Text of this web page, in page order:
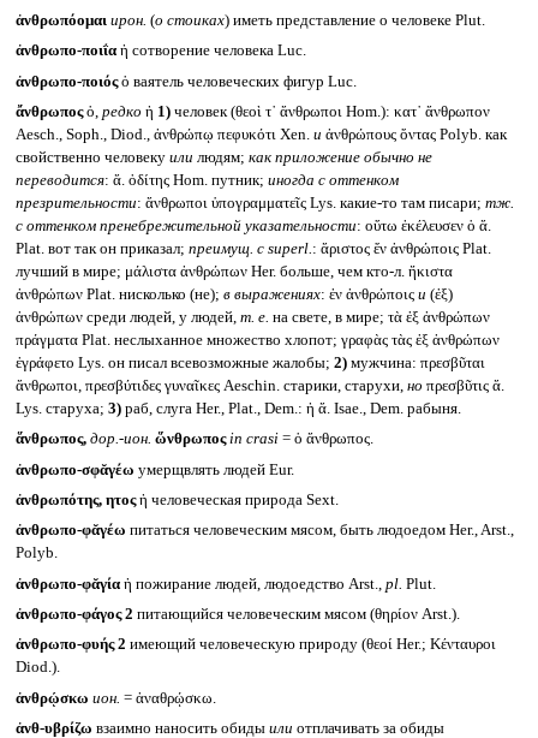
ἀνθρωπόομαι ирон. (о стоиках) иметь представление о человеке Plut.
ἀνθρωπο-ποιΐα ἡ сотворение человека Luc.
ἀνθρωπο-ποιόςὁ ваятель человеческих фигур Luc.
ἄνθρωποςὁ, редко ἡ 1)человек (θεοὶ τ᾽ ἄνθρωποι Hom.): κατ᾽ ἄνθρωπον
Aesch., Soph., Diod., ἀνθρώπῳ πεφυκότι Xen. и ἀνθρώπους ὄντας Polyb. как
свойственно человеку или людям; как приложение обычно не
переводится: ἄ. ὀδίτης Hom. путник; иногда с оттенком
презрительности: ἄνθρωποι ὑπογραμματεῖς Lys. какие-то там писари; тж.
с оттенком пренебрежительной указательности: οὕτω ἐκέλευσεν ὁ ἄ.
Plat. вот так он приказал; преимущ. с superl.: ἄριστος ἔν ἀνθρώποις Plat.
лучший в мире; μάλιστα ἀνθρώπων Her. больше, чем кто-л. ἥκιστα
ἀνθρώπων Plat. нисколько (не); в выражениях: ἐν ἀνθρώποις и (ἐξ)
ἀνθρώπων среди людей, у людей, т. е. на свете, в мире; τὰ ἐξ ἀνθρώπων
πράγματα Plat. неслыханное множество хлопот; γραφὰς τὰς ἐξ ἀνθρώπων
ἐγράφετο Lys. он писал всевозможные жалобы; 2)мужчина: πρεσβῦται
ἄνθρωποι, πρεσβύτιδες γυναῖκες Aeschin. старики, старухи, но πρεσβῦτις ἄ.
Lys. старуха; 3)раб, слуга Her., Plat., Dem.: ἡ ἄ. Isae., Dem. рабыня.
ἅνθρωπος, дор.-ион. ὥνθρωπος in crasi= ὁ ἄνθρωπος.
ἀνθρωπο-σφᾰγέω умерщвлять людей Eur.
ἀνθρωπότης, ητοςἡ человеческая природа Sext.
ἀνθρωπο-φᾰγέω питаться человеческим мясом, быть людоедом Her., Arst.,
Polyb.
ἀνθρωπο-φᾰγία ἡ пожирание людей, людоедство Arst., pl. Plut.
ἀνθρωπο-φάγος 2 питающийся человеческим мясом (θηρίον Arst.).
ἀνθρωπο-φυής 2 имеющий человеческую природу (θεοί Her.; Κένταυροι
Diod.).
ἀνθρῴσκω ион. = ἀναθρῴσκω.
ἀνθ-υβρίζω взаимно наносить обиды или отплачивать за обиды